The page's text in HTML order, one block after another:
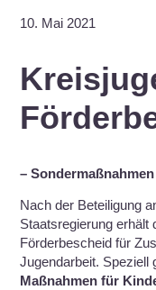
10. Mai 2021
–
Nach der Beteiligung
Staatsregierung erhält
Förderbescheid für
Jugendarbeit. Speziell
Maßnahmen für